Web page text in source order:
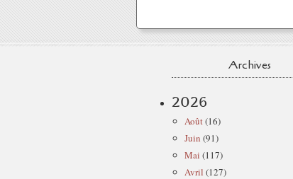
Archives
2026
Août(16)
Juin (91)
Mai (117)
Avril (127)